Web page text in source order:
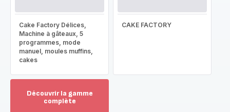
Cake Factory Délices,
Machine à gâteaux, 5
programmes, mode
manuel, moules muffins,
cakes
CAKE FACTORY
Découvrir la gamme
complète